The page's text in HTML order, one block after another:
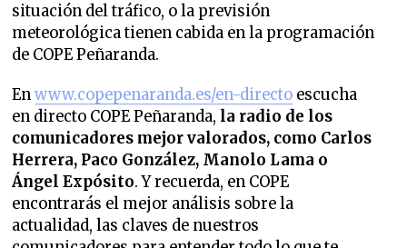
situación del tráfico, o la previsión
meteorológica tienen cabida en la programación
de COPE Peñaranda.
Enwww.copepenaranda.es/en-directo escucha
en directo COPE Peñaranda, la radio de los
comunicadores mejor valorados, como Carlos
Herrera, Paco González, Manolo Lama o
Ángel Expósito. Y recuerda, en COPE
encontrarás el mejor análisis sobre la
actualidad, las claves de nuestros